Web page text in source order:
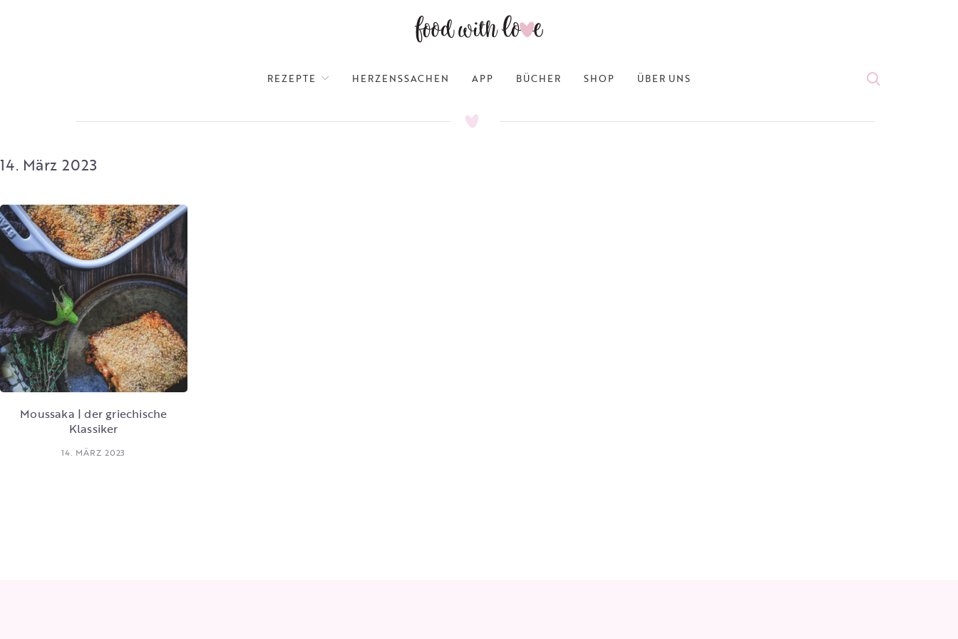
REZEPTE HERZENSSACHEN APP BÜCHER SHOP ÜBER UNS
14. März 2023
Moussaka | der griechische
Klassiker
14. MÄRZ 2023